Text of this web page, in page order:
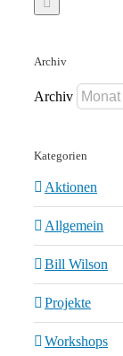
Archiv
Archiv
Kategorien
Aktionen
Allgemein
Bill Wilson
Projekte
Workshops